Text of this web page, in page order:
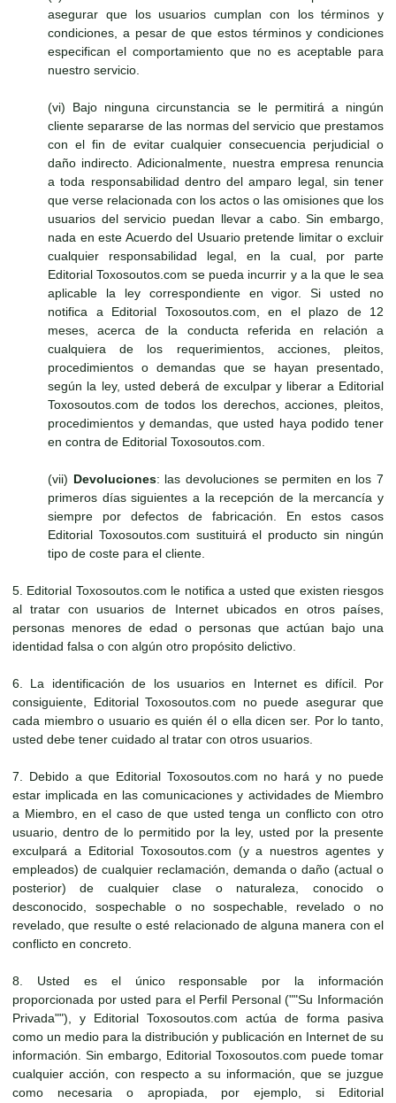
asegurar que los usuarios cumplan con los términos y
condiciones, a pesar de que estos términos y condiciones
especifican el comportamiento que no es aceptable para
nuestro servicio.
(vi) Bajo ninguna circunstancia se le permitirá a ningún
cliente separarse de las normas del servicio que prestamos
con el fin de evitar cualquier consecuencia perjudicial o
daño indirecto. Adicionalmente, nuestra empresa renuncia
a toda responsabilidad dentro del amparo legal, sin tener
que verse relacionada con los actos o las omisiones que los
usuarios del servicio puedan llevar a cabo. Sin embargo,
nada en este Acuerdo del Usuario pretende limitar o excluir
cualquier responsabilidad legal, en la cual, por parte
Editorial Toxosoutos.com se pueda incurrir y a la que le sea
aplicable la ley correspondiente en vigor. Si usted no
notifica a Editorial Toxosoutos.com, en el plazo de 12
meses, acerca de la conducta referida en relación a
cualquiera de los requerimientos, acciones, pleitos,
procedimientos o demandas que se hayan presentado,
según la ley, usted deberá de exculpar y liberar a Editorial
Toxosoutos.com de todos los derechos, acciones, pleitos,
procedimientos y demandas, que usted haya podido tener
en contra de Editorial Toxosoutos.com.
(vii) Devoluciones: las devoluciones se permiten en los 7
primeros días siguientes a la recepción de la mercancía y
siempre por defectos de fabricación. En estos casos
Editorial Toxosoutos.com sustituirá el producto sin ningún
tipo de coste para el cliente.
5. Editorial Toxosoutos.com le notifica a usted que existen riesgos
al tratar con usuarios de Internet ubicados en otros países,
personas menores de edad o personas que actúan bajo una
identidad falsa o con algún otro propósito delictivo.
6. La identificación de los usuarios en Internet es difícil. Por
consiguiente, Editorial Toxosoutos.com no puede asegurar que
cada miembro o usuario es quién él o ella dicen ser. Por lo tanto,
usted debe tener cuidado al tratar con otros usuarios.
7. Debido a que Editorial Toxosoutos.com no hará y no puede
estar implicada en las comunicaciones y actividades de Miembro
a Miembro, en el caso de que usted tenga un conflicto con otro
usuario, dentro de lo permitido por la ley, usted por la presente
exculpará a Editorial Toxosoutos.com (y a nuestros agentes y
empleados) de cualquier reclamación, demanda o daño (actual o
posterior) de cualquier clase o naturaleza, conocido o
desconocido, sospechable o no sospechable, revelado o no
revelado, que resulte o esté relacionado de alguna manera con el
conflicto en concreto.
8. Usted es el único responsable por la información
proporcionada por usted para el Perfil Personal (""Su Información
Privada""), y Editorial Toxosoutos.com actúa de forma pasiva
como un medio para la distribución y publicación en Internet de su
información. Sin embargo, Editorial Toxosoutos.com puede tomar
cualquier acción, con respecto a su información, que se juzgue
como necesaria o apropiada, por ejemplo, si Editorial